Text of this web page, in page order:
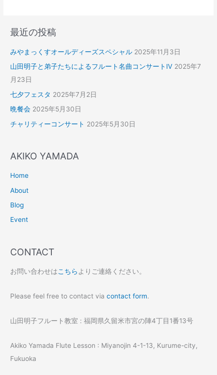
最近の投稿
みやまっくすオールディーズスペシャル 2025年11月3日
山田明子と弟子たちによるフルート名曲コンサートⅣ 2025年7
月23日
七夕フェスタ 2025年7月2日
晩餐会 2025年5月30日
チャリティーコンサート 2025年5月30日
AKIKO YAMADA
Home
About
Blog
Event
CONTACT
お問い合わせはこちら よりご連絡ください。
Please feel free to contact viacontact form.
山田明子フルート教室 : 福岡県久留米市宮の陣4丁目1番13号
Akiko Yamada Flute Lesson : Miyanojin 4-1-13, Kurume-city,
Fukuoka